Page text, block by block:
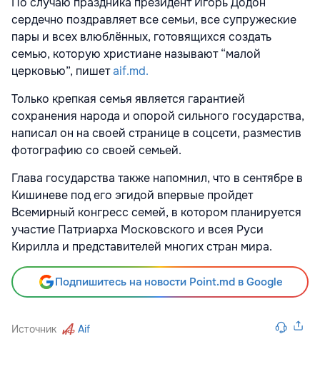
сердечно поздравляет все семьи, все супружеские
пары и всех влюблённых, готовящихся создать
семью, которую христиане называют “малой
церковью”, пишетaif.md.
Только крепкая семья является гарантией
сохранения народа и опорой сильного государства,
написал он на своей странице в соцсети, разместив
фотографию со своей семьей.
Глава государства также напомнил, что в сентябре в
Кишиневе под его эгидой впервые пройдет
Всемирный конгресс семей, в котором планируется
участие Патриарха Московского и всея Руси
Кирилла и представителей многих стран мира.
Подпишитесь на новости Point.md в Google
Источник Aif